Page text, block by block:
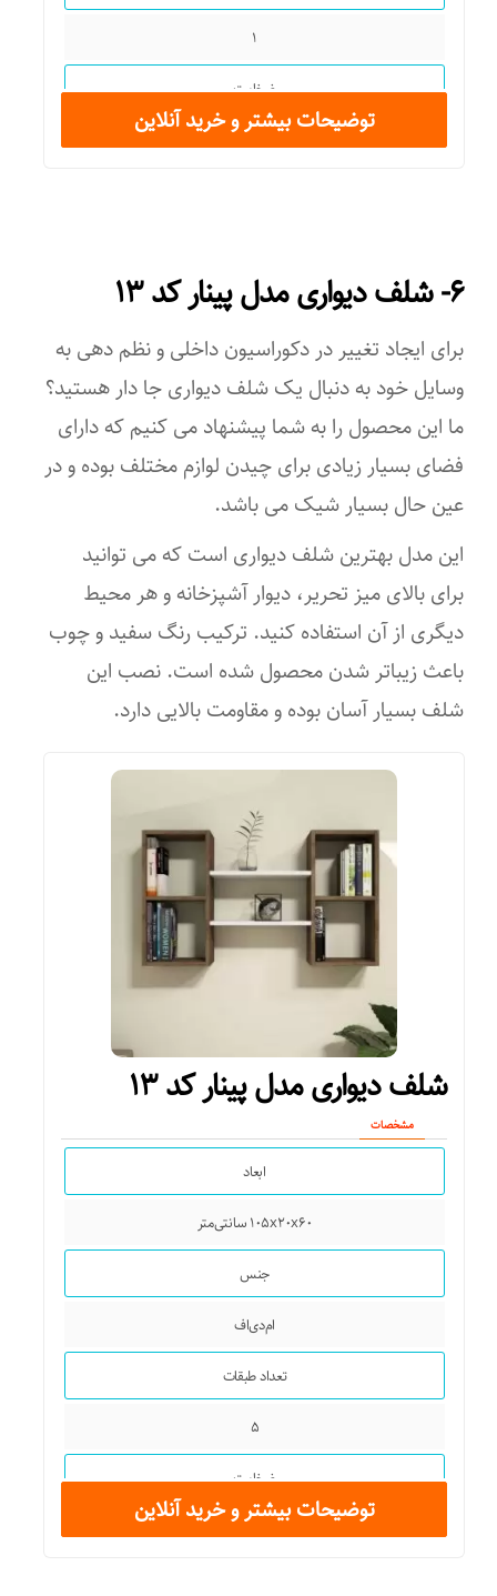
ضخامت
توضیحات بیشتر و خرید آنلاین
۶- شلف دیواری مدل پینار کد ۱۳
برای ایجاد تغییر در دکوراسیون داخلی و نظم دهی به
وسایل خود به دنبال یک شلف دیواری جا دار هستید؟
ما این محصول را به شما پیشنهاد می کنیم که دارای
فضای بسیار زیادی برای چیدن لوازم مختلف بوده و در
عین حال بسیار شیک می باشد.
این مدل بهترین شلف دیواری است که می توانید
برای بالای میز تحریر، دیوار آشپزخانه و هر محیط
دیگری از آن استفاده کنید. ترکیب رنگ سفید و چوب
باعث زیباتر شدن محصول شده است. نصب این
شلف بسیار آسان بوده و مقاومت بالایی دارد.
شلف دیواری مدل پینار کد ۱۳
مشخصات
ابعاد
۱۰۵x۲۰x۶۰ سانتی‌متر
جنس
ام‌دی‌اف
تعداد طبقات
۵
ضخامت
توضیحات بیشتر و خرید آنلاین